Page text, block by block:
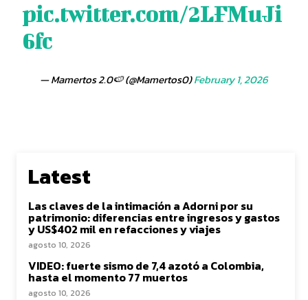
pic.twitter.com/2LFMuJi
6fc
— Mamertos 2.0🍉 (@Mamertos0)February 1, 2026
Latest
Las claves de la intimación a Adorni por su
patrimonio: diferencias entre ingresos y gastos
y US$402 mil en refacciones y viajes
agosto 10, 2026
VIDEO: fuerte sismo de 7,4 azotó a Colombia,
hasta el momento 77 muertos
agosto 10, 2026